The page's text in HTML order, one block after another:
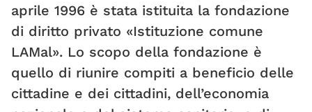
aprile 1996 è stata istituita la fondazione
di diritto privato «Istituzione comune
LAMal». Lo scopo della fondazione è
quello di riunire compiti a beneficio delle
cittadine e dei cittadini, dell’economia